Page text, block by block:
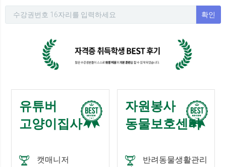
확인
유튜버
고양이집사
캣매니저
자원봉사
동물보호센터
반려동물생활관리